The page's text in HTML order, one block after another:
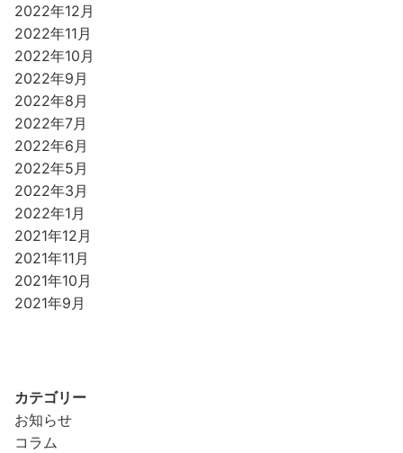
2022年12月
2022年11月
2022年10月
2022年9月
2022年8月
2022年7月
2022年6月
2022年5月
2022年3月
2022年1月
2021年12月
2021年11月
2021年10月
2021年9月
カテゴリー
お知らせ
コラム